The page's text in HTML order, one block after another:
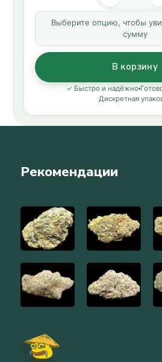
Выберите опцию, чтобы
сумму
В корзину
✓ Быстро и надёжно
Дискретная
Рекомендации